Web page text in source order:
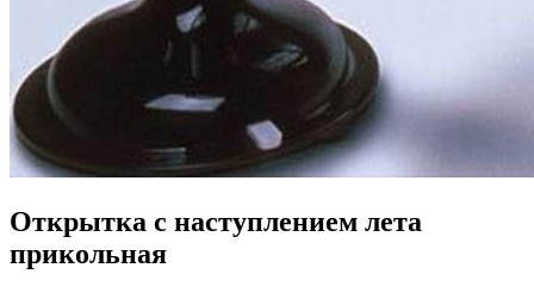
Открытка с наступлением лета
прикольная